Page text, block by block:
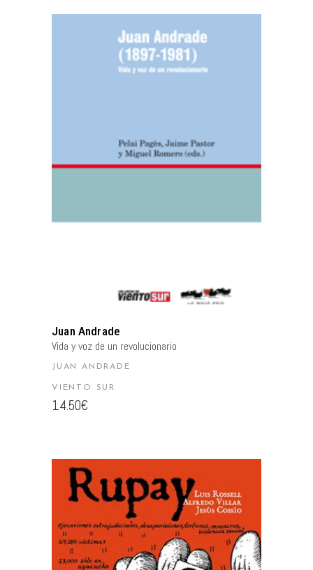
AÑADIR AL CARRITO
Juan Andrade
Vida y voz de un revolucionario
JUAN ANDRADE
VIENTO SUR
14.50€